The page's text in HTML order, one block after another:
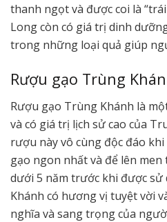
thanh ngọt và được coi là
Long còn có giá trị dinh
trong những loại quả giúp
Rượu gạo Trùng
Rượu gạo Trùng Khánh là
và có giá trị lịch sử cao của
rượu này vô cùng độc đáo
gạo ngon nhất và để lên
dưới 5 năm trước khi được
Khánh có hương vị tuyệt vời
nghĩa và sang trọng của